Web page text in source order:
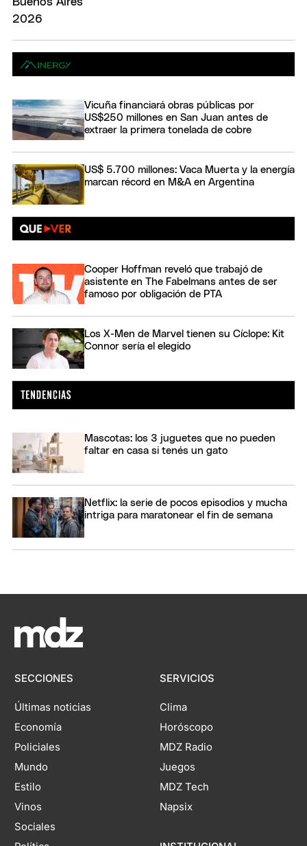
Vicuña financiará obras públicas por
US$250 millones en San Juan antes de
extraer la primera tonelada de cobre
US$ 5.700 millones: Vaca Muerta y la energía
marcan récord en M&A en Argentina
Cooper Hoffman reveló que trabajó de
asistente en The Fabelmans antes de ser
famoso por obligación de PTA
Los X-Men de Marvel tienen su Cíclope: Kit
Connor sería el elegido
Mascotas: los 3 juguetes que no pueden
faltar en casa si tenés un gato
Netflix: la serie de pocos episodios y mucha
intriga para maratonear el fin de semana
SECCIONES
Últimas noticias
Economía
Policiales
Mundo
Estilo
Vinos
Sociales
SERVICIOS
Clima
Horóscopo
MDZ Radio
Juegos
MDZ Tech
Napsix